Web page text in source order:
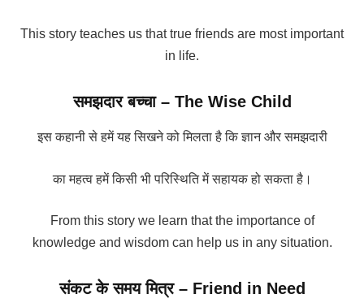
This story teaches us that true friends are most important
in life.
समझदार बच्चा – The Wise Child
इस कहानी से हमें यह सिखने को मिलता है कि ज्ञान और समझदारी
का महत्व हमें किसी भी परिस्थिति में सहायक हो सकता है।
From this story we learn that the importance of
knowledge and wisdom can help us in any situation.
संकट के समय मित्र – Friend in Need